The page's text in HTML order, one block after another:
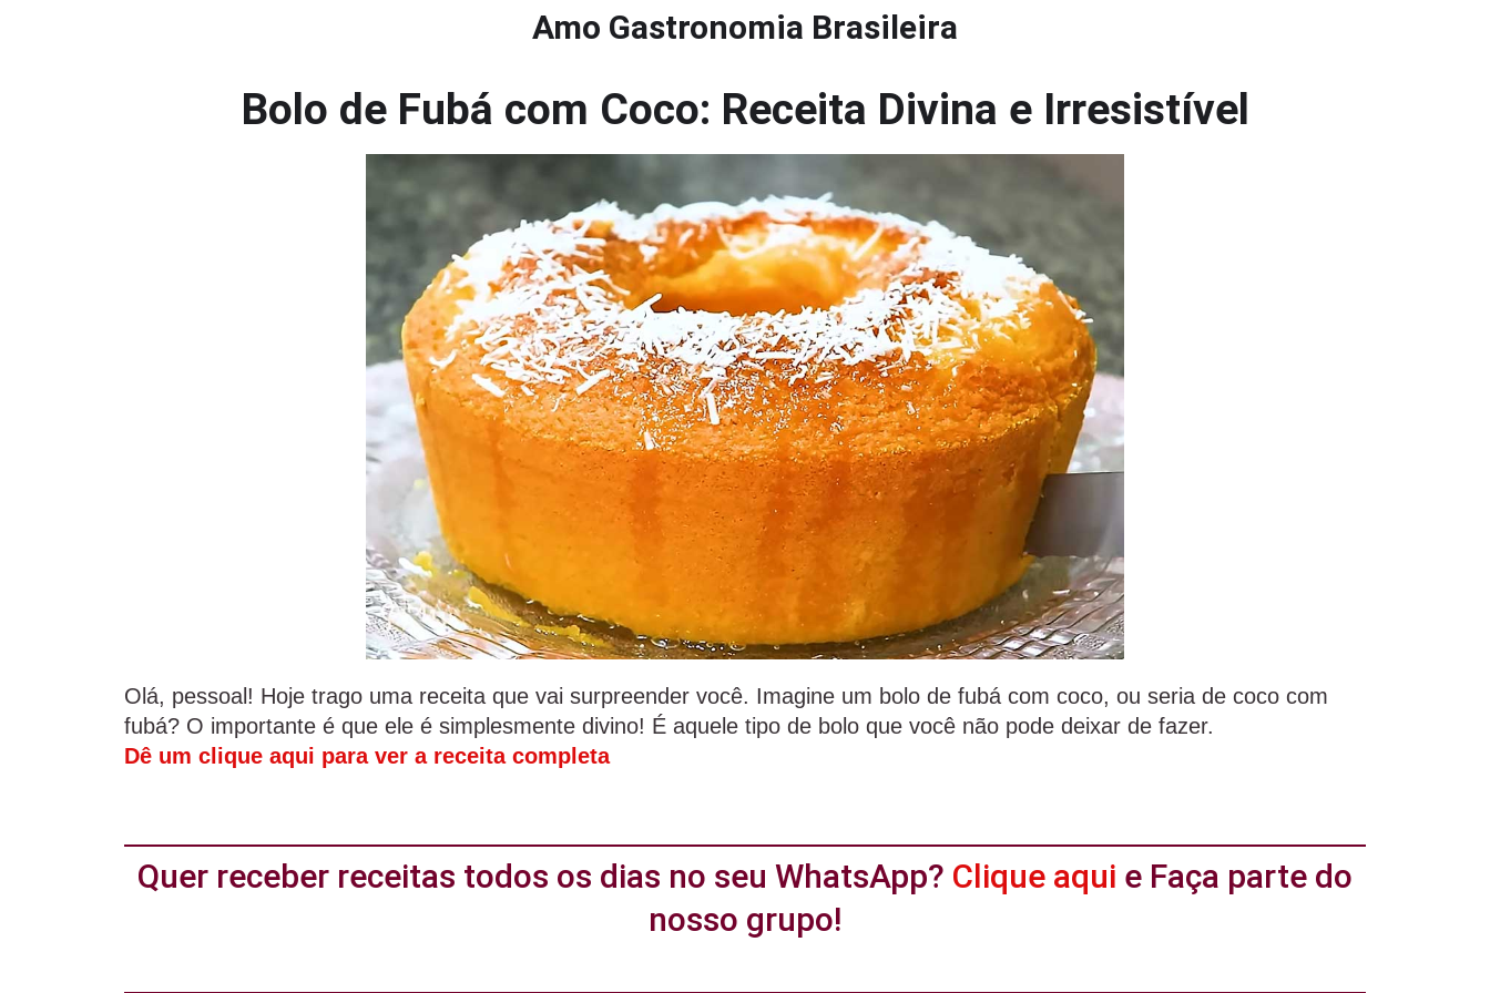
Amo Gastronomia Brasileira
Bolo de Fubá com Coco: Receita Divina e Irresistível
Olá, pessoal! Hoje trago uma receita que vai surpreender você. Imagine um bolo de fubá com coco, ou seria de coco com
fubá? O importante é que ele é simplesmente divino! É aquele tipo de bolo que você não pode deixar de fazer.
Dê um clique aqui para ver a receita completa
Quer receber receitas todos os dias no seu WhatsApp? Clique aqui e Faça parte do
nosso grupo!